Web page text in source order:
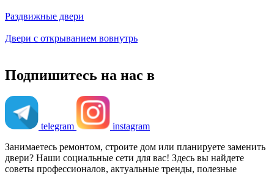
Раздвижные двери
Двери с открыванием вовнутрь
Подпишитесь на нас в
telegram
instagram
Занимаетесь ремонтом, строите дом или планируете заменить
двери? Наши социальные сети для вас! Здесь вы найдете
советы профессионалов, актуальные тренды, полезные